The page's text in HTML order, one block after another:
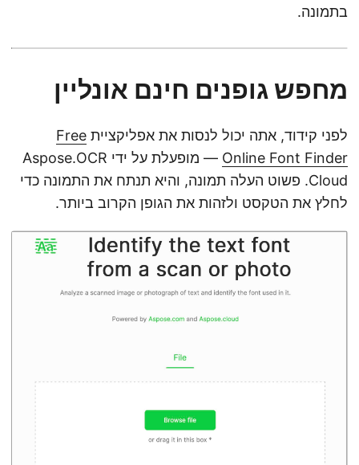
בתמונה.
מחפש גופנים חינם אונליין
לפני קידוד, אתה יכול לנסות את אפליקצייתFree
Online Font Finder
— מופעלת על ידי Aspose.OCR
Cloud. פשוט העלה תמונה, והיא תנתח את התמונה כדי
לחלץ את הטקסט ולזהות את הגופן הקרוב ביותר.